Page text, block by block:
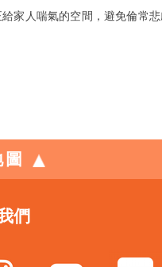
家人喘氣的空間，避免倫常
們